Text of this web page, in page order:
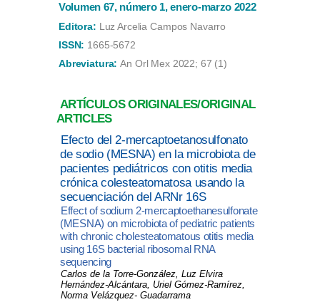
Volumen 67, número 1, enero-marzo 2022
Editora: Luz Arcelia Campos Navarro
ISSN: 1665-5672
Abreviatura: An Orl Mex 2022; 67 (1)
ARTÍCULOS ORIGINALES/ORIGINAL
ARTICLES
Efecto del 2-mercaptoetanosulfonato
de sodio (MESNA) en la microbiota de
pacientes pediátricos con otitis media
crónica colesteatomatosa usando la
secuenciación del ARNr 16S
Effect of sodium 2-mercaptoethanesulfonate
(MESNA) on microbiota of pediatric patients
with chronic cholesteatomatous otitis media
using 16S bacterial ribosomal RNA
sequencing
Carlos de la Torre-González, Luz Elvira
Hernández-Alcántara, Uriel Gómez-Ramírez,
Norma Velázquez- Guadarrama